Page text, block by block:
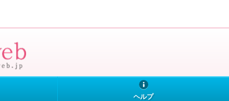
ヘルプ